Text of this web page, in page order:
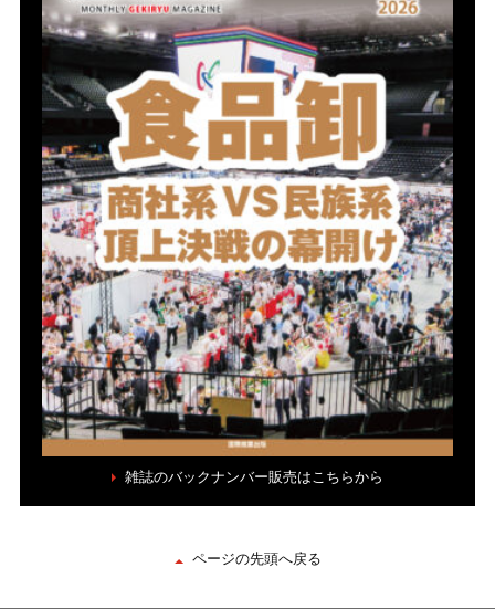
雑誌のバックナンバー販売はこちらから
ページの先頭へ戻る